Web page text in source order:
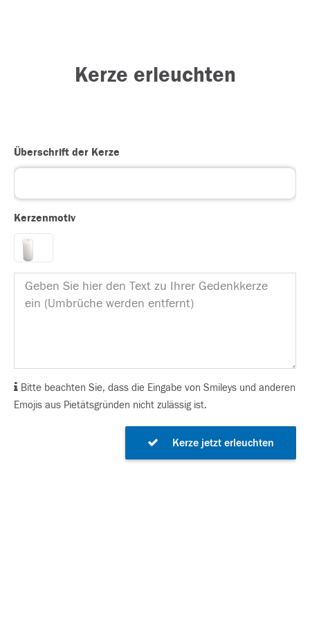
Kerze erleuchten
Überschrift der Kerze
Kerzenmotiv
Bitte beachten Sie, dass die Eingabe von Smileys und anderen
Emojis aus Pietätsgründen nicht zulässig ist.
Kerze jetzt erleuchten